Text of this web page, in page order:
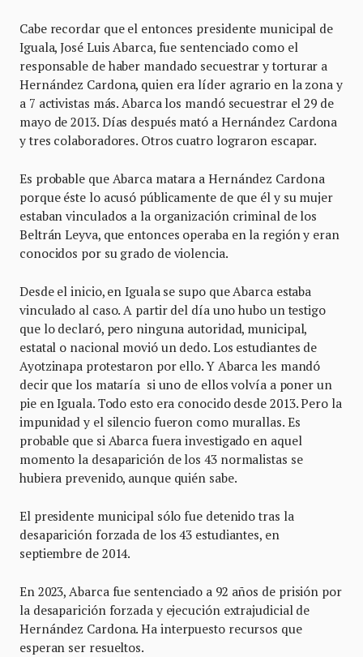
Cabe recordar que el entonces presidente municipal de
Iguala, José Luis Abarca, fue sentenciado como el
responsable de haber mandado secuestrar y torturar a
Hernández Cardona, quien era líder agrario en la zona y
a 7 activistas más. Abarca los mandó secuestrar el 29 de
mayo de 2013. Días después mató a Hernández Cardona
y tres colaboradores. Otros cuatro lograron escapar.
Es probable que Abarca matara a Hernández Cardona
porque éste lo acusó públicamente de que él y su mujer
estaban vinculados a la organización criminal de los
Beltrán Leyva, que entonces operaba en la región y eran
conocidos por su grado de violencia.
Desde el inicio, en Iguala se supo que Abarca estaba
vinculado al caso. A partir del día uno hubo un testigo
que lo declaró, pero ninguna autoridad, municipal,
estatal o nacional movió un dedo. Los estudiantes de
Ayotzinapa protestaron por ello. Y Abarca les mandó
decir que los mataría si uno de ellos volvía a poner un
pie en Iguala. Todo esto era conocido desde 2013. Pero la
impunidad y el silencio fueron como murallas. Es
probable que si Abarca fuera investigado en aquel
momento la desaparición de los 43 normalistas se
hubiera prevenido, aunque quién sabe.
El presidente municipal sólo fue detenido tras la
desaparición forzada de los 43 estudiantes, en
septiembre de 2014.
En 2023, Abarca fue sentenciado a 92 años de prisión por
la desaparición forzada y ejecución extrajudicial de
Hernández Cardona. Ha interpuesto recursos que
esperan ser resueltos.